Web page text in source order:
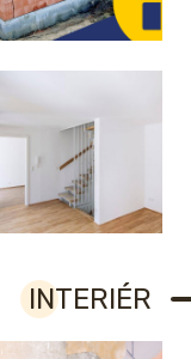
INTERIÉR